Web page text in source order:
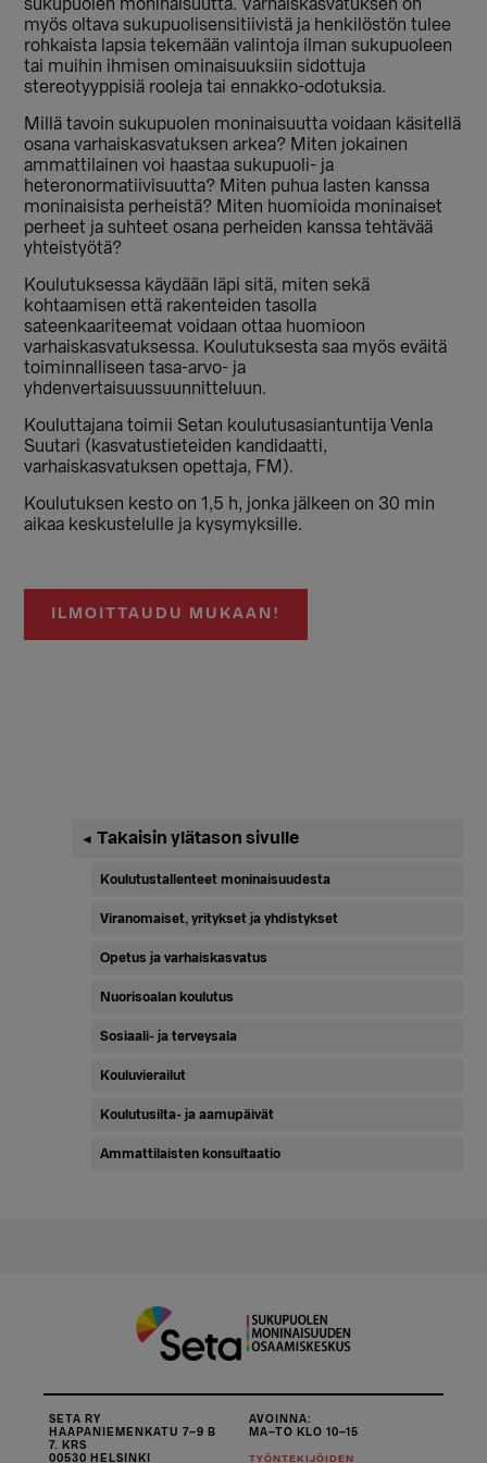
sukupuolen moninaisuutta. Varhaiskasvatuksen on
myös oltava sukupuolisensitiivistä ja henkilöstön tulee
rohkaista lapsia tekemään valintoja ilman sukupuoleen
tai muihin ihmisen ominaisuuksiin sidottuja
stereotyyppisiä rooleja tai ennakko-odotuksia.
Millä tavoin sukupuolen moninaisuutta voidaan käsitellä
osana varhaiskasvatuksen arkea? Miten jokainen
ammattilainen voi haastaa sukupuoli- ja
heteronormatiivisuutta? Miten puhua lasten kanssa
moninaisista perheistä? Miten huomioida moninaiset
perheet ja suhteet osana perheiden kanssa tehtävää
yhteistyötä?
Koulutuksessa käydään läpi sitä, miten sekä
kohtaamisen että rakenteiden tasolla
sateenkaariteemat voidaan ottaa huomioon
varhaiskasvatuksessa. Koulutuksesta saa myös eväitä
toiminnalliseen tasa-arvo- ja
yhdenvertaisuussuunnitteluun.
Kouluttajana toimii Setan koulutusasiantuntija Venla
Suutari (kasvatustieteiden kandidaatti,
varhaiskasvatuksen opettaja, FM).
Koulutuksen kesto on 1,5 h, jonka jälkeen on 30 min
aikaa keskustelulle ja kysymyksille.
ILMOITTAUDU MUKAAN!
Ensisijainen
sivupalkki
◄ Takaisin ylätason sivulle
Koulutustallenteet moninaisuudesta
Viranomaiset, yritykset ja yhdistykset
Opetus ja varhaiskasvatus
Nuorisoalan koulutus
Sosiaali- ja terveysala
Kouluvierailut
Koulutusilta- ja aamupäivät
Ammattilaisten konsultaatio
SETA RY
HAAPANIEMENKATU 7–9 B
7. KRS
00530 HELSINKI
AVOINNA:
MA–TO KLO 10–15
TYÖNTEKIJÖIDEN